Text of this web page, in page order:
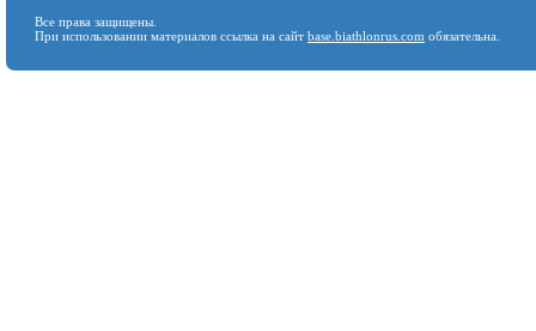
Все права защищены.
При использовании материалов ссылка на сайт base.biathlonrus.com обязательна.